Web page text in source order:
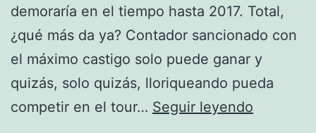
demoraría en el tiempo hasta 2017. Total,
¿qué más da ya? Contador sancionado con
el máximo castigo solo puede ganar y
quizás, solo quizás, lloriqueando pueda
competir en el tour… Seguir leyendo